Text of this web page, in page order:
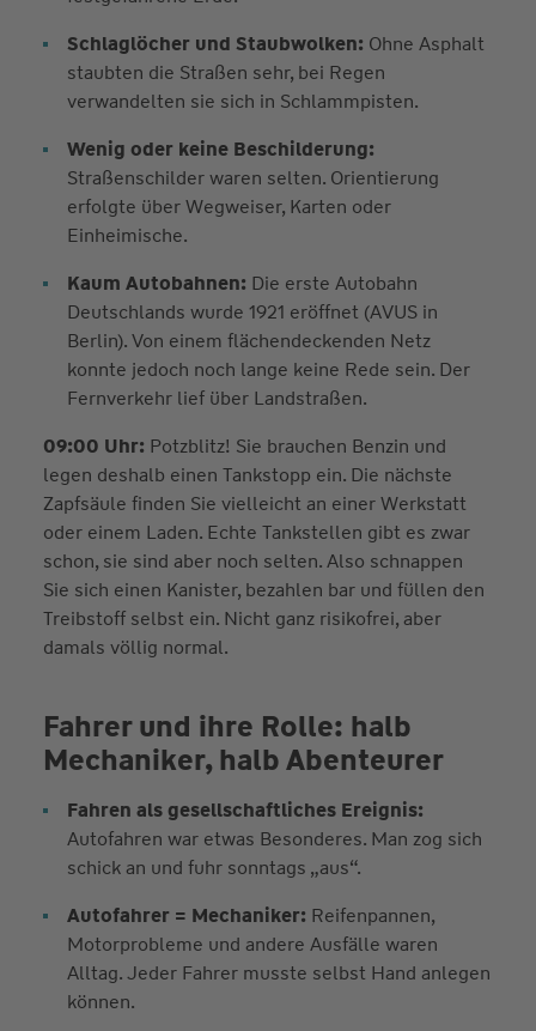
Schlaglöcher und Staubwolken: Ohne Asphalt
staubten die Straßen sehr, bei Regen
verwandelten sie sich in Schlammpisten.
Wenig oder keine Beschilderung:
Straßenschilder waren selten. Orientierung
erfolgte über Wegweiser, Karten oder
Einheimische.
Kaum Autobahnen: Die erste Autobahn
Deutschlands wurde 1921 eröffnet (AVUS in
Berlin). Von einem flächendeckenden Netz
konnte jedoch noch lange keine Rede sein. Der
Fernverkehr lief über Landstraßen.
09:00 Uhr: Potzblitz! Sie brauchen Benzin und
legen deshalb einen Tankstopp ein. Die nächste
Zapfsäule finden Sie vielleicht an einer Werkstatt
oder einem Laden. Echte Tankstellen gibt es zwar
schon, sie sind aber noch selten. Also schnappen
Sie sich einen Kanister, bezahlen bar und füllen den
Treibstoff selbst ein. Nicht ganz risikofrei, aber
damals völlig normal.
Fahrer und ihre Rolle: halb
Mechaniker, halb Abenteurer
Fahren als gesellschaftliches Ereignis:
Autofahren war etwas Besonderes. Man zog sich
schick an und fuhr sonntags „aus“.
Autofahrer = Mechaniker: Reifenpannen,
Motorprobleme und andere Ausfälle waren
Alltag. Jeder Fahrer musste selbst Hand anlegen
können.